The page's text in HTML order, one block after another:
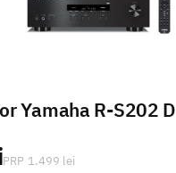
Yamaha R-S202 D
1.499 lei